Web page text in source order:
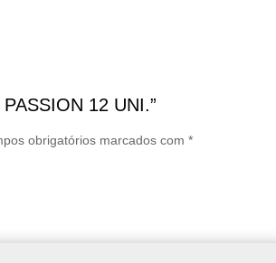
12 UNI.”
obrigatórios marcados com*